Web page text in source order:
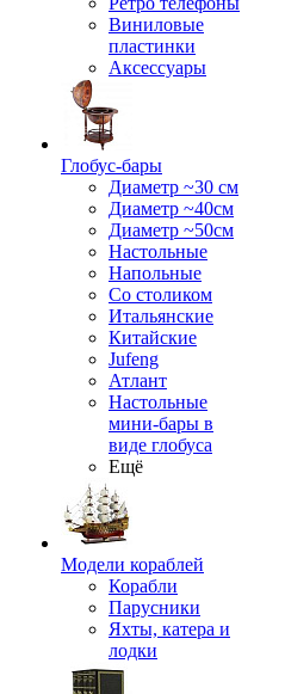
Виниловые
пластинки
Аксессуары
Глобус-бары
Диаметр ~30 см
Диаметр ~40см
Диаметр ~50см
Настольные
Напольные
Со столиком
Итальянские
Китайские
Jufeng
Атлант
Настольные
мини-бары в
виде глобуса
Ещё
Модели кораблей
Корабли
Парусники
Яхты, катера и
лодки